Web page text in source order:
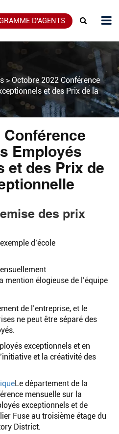
D'AGENTS
> Octobre 2022 Conférence
et des Prix de la
Conférence
Employés
et des Prix de
des prix
d’école
mention élogieuse de l’équipe
de l’entreprise, et le
ne peut être séparé des
exceptionnels et en
et la créativité des
Le département de la
mensuelle sur la
exceptionnels et de
Fuse au troisième étage du
District.